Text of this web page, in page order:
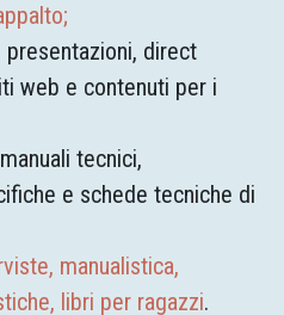
presentazioni, direct
web e contenuti per i
tecnici,
e schede tecniche di
manualistica,
libri per ragazzi.